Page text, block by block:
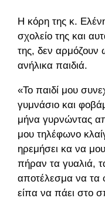
Η κόρη της κ.
σχολείο της και
της, δεν αρμόζουν
ανήλικα παιδιά.
«Το παιδί μου
γυμνάσιο και
μήνα γυρνώντας
μου τηλέφωνο
ηρεμήσει κα να
πήραν τα γυαλιά,
αποτέλεσμα να τα
είπα να πάει στο